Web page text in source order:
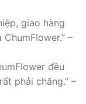
giao hàng
–
đều
phải chăng.” –